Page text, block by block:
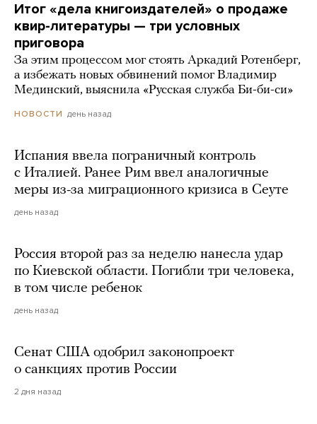
Итог «дела книгоиздателей» о продаже
квир-литературы — три условных
приговора
За этим процессом мог стоять Аркадий Ротенберг,
а избежать новых обвинений помог Владимир
Мединский, выяснила «Русская служба Би-би-си»
НОВОСТИ день назад
Испания ввела пограничный контроль
с Италией. Ранее Рим ввел аналогичные
меры из-за миграционного кризиса в Сеуте
день назад
Россия второй раз за неделю нанесла удар
по Киевской области. Погибли три человека,
в том числе ребенок
день назад
Сенат США одобрил законопроект
о санкциях против России
2 дня назад